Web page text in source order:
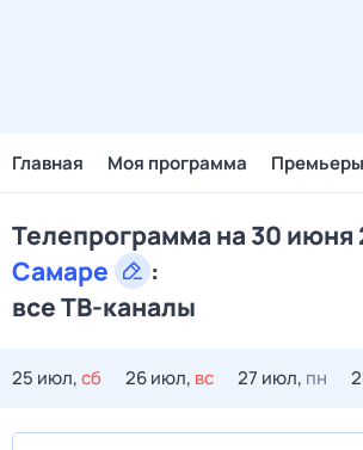
Главная Моя программа
Телепрограмма на 30 июня
Самаре
:
все ТВ-каналы
25 июл,сб 26 июл, вс 27 июл, пн